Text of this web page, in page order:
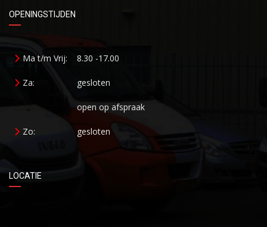
OPENINGSTIJDEN
Ma t/m Vrij: 8.30 -17.00
Za: gesloten
open op afspraak
Zo: gesloten
LOCATIE